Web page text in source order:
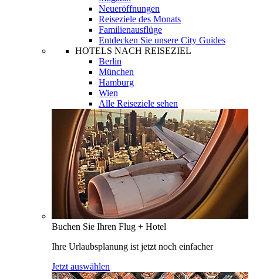
Neueröffnungen
Reiseziele des Monats
Familienausflüge
Entdecken Sie unsere City Guides
HOTELS NACH REISEZIEL
Berlin
München
Hamburg
Wien
Alle Reiseziele sehen
Buchen Sie Ihren Flug + Hotel
Ihre Urlaubsplanung ist jetzt noch einfacher
Jetzt auswählen